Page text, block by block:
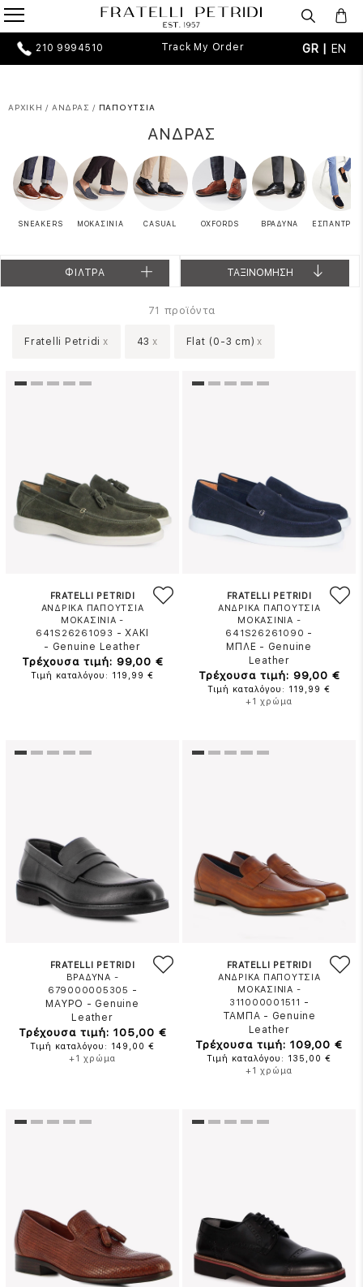
210 9994510 Track My Order GR | EN
ΑΡΧΙΚΗ / ΑΝΔΡΑΣ / ΠΑΠΟΥΤΣΙΑ
ΑΝΔΡΑΣ
SNEAKERS ΜΟΚΑΣΙΝΙΑ CASUAL OXFORDS ΒΡΑΔΥΝΑ
ΦΙΛΤΡΑ ΤΑΞΙΝΟΜΗΣΗ
71 προϊόντα
Fratelli Petridi x 43 x Flat (0-3 cm) x
FRATELLI PETRIDI
ΑΝΔΡΙΚΑ ΠΑΠΟΥΤΣΙΑ
ΜΟΚΑΣΙΝΙΑ -
641S26261093 -ΧΑΚΙ
- Genuine Leather
Τρέχουσα τιμή: 99,00 €
Τιμή καταλόγου: 119,99 €
FRATELLI PETRIDI
ΑΝΔΡΙΚΑ ΠΑΠΟΥΤΣΙΑ
ΜΟΚΑΣΙΝΙΑ -
641S26261090 -
ΜΠΛΕ - Genuine
Leather
Τρέχουσα τιμή: 99,00 €
Τιμή καταλόγου: 119,99 €
+1 χρώμα
FRATELLI PETRIDI
ΒΡΑΔΥΝΑ -
679000005305 -
ΜΑΥΡΟ - Genuine
Leather
Τρέχουσα τιμή: 105,00 €
Τιμή καταλόγου: 149,00 €
+1 χρώμα
FRATELLI PETRIDI
ΑΝΔΡΙΚΑ ΠΑΠΟΥΤΣΙΑ
ΜΟΚΑΣΙΝΙΑ -
311000001511 -
ΤΑΜΠΑ - Genuine
Leather
Τρέχουσα τιμή: 109,00 €
Τιμή καταλόγου: 135,00 €
+1 χρώμα